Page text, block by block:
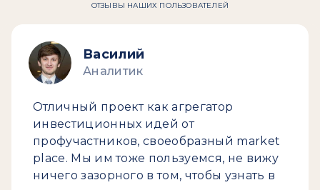
ОТЗЫВЫ НАШИХ ПОЛЬЗОВАТЕЛЕЙ
Василий
Аналитик
Отличный проект как агрегатор
инвестиционных идей от
профучастников, своеобразный market
place. Мы им тоже пользуемся, не вижу
ничего зазорного в том, чтобы узнать в